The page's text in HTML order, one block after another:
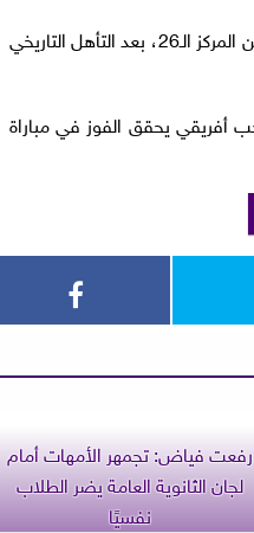
كما ارتقى منتخب مصر الأول، بقيادة حسام حسن، إلى المركز الـ24 في تصنيف فيفا بدلًا من المركز الـ26، بعد التأهل التاريخي
2026، بعدما أصبح خامس منتخب أفريقي يحقق الفوز في مباراة
رفعت فياض: تجمهر الأمهات أمام
لجان الثانوية العامة يضر الطلاب
نفسيًا